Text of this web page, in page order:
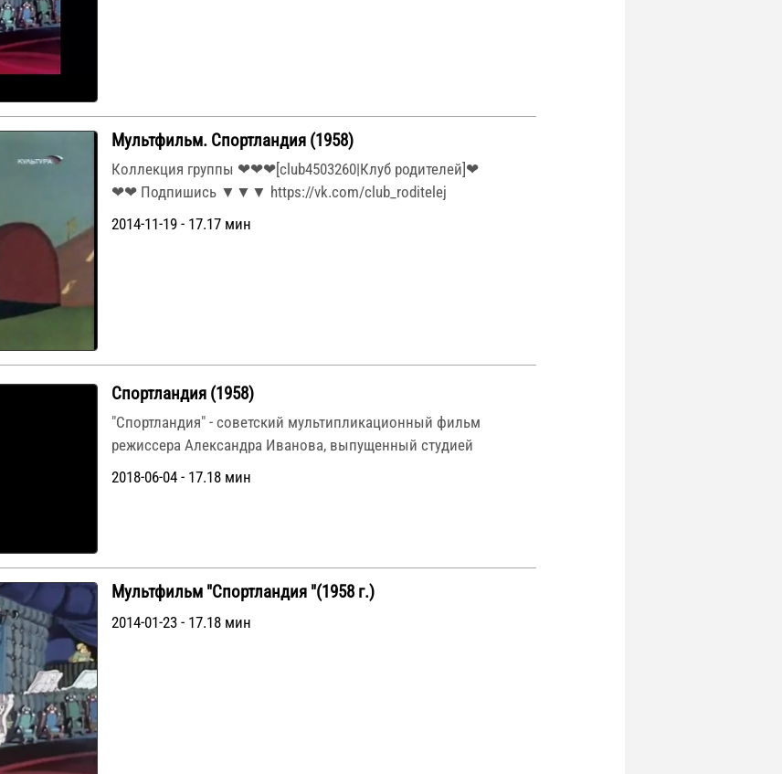
Мультфильм. Спортландия (1958)
Коллекция группы ❤❤❤[club4503260|Клуб родителей]❤
❤❤ Подпишись ▼▼▼ https://vk.com/club_roditelej
2014-11-19 - 17.17 мин
Спортландия (1958)
"Спортландия" - советский мультипликационный фильм
режиссера Александра Иванова, выпущенный студией
2018-06-04 - 17.18 мин
Мультфильм "Спортландия "(1958 г.)
2014-01-23 - 17.18 мин